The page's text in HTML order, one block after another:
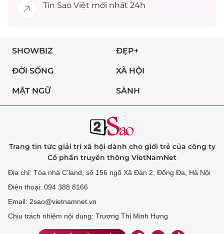
Tin Sao Việt mới nhất 24h
SHOWBIZ ĐẸP+
ĐỜI SỐNG XÃ HỘI
MẬT NGỮ SÀNH
Trang tin tức giải trí xã hội dành cho giới trẻ của công ty
Cổ phần truyền thông VietNamNet
Địa chỉ: Tòa nhà C’land, số 156 ngõ Xã Đàn 2, Đống Đa, Hà Nội
Điện thoại: 094 388 8166
Email: 2sao@vietnamnet.vn
Chịu trách nhiệm nội dung: Trương Thị Minh Hưng